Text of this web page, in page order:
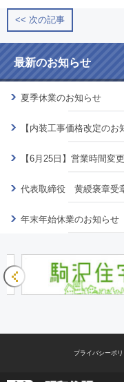
<< 次の記事
最新のお知らせ
夏季休業のお知らせ
【内装工事価格改定のお
【6月25日】営業時間変
代表取締役 黄綬褒章受
年末年始休業のお知らせ
プライバシーポ